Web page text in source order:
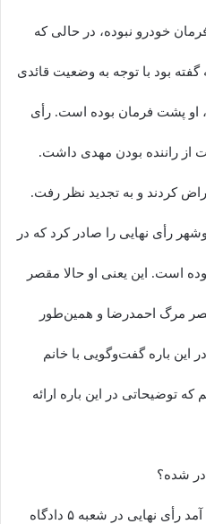
خودرو نبوده، در حالی که
گفته بود با توجه به وضعیت قائدی
او پشت فرمان بوده است. رأی
از راننده بودن مهدی داشت.
کردند و به تجدید نظر رفت.
رأی نهایی را صادر کرد که در
است. این یعنی او حالا مقصر
مرگ احمدرضا و همین‌طور
باره گفت‌وگویی با خانم
توضیحاتی در این باره ارائه
شده؟
صبح دیروز بود که برای‌مان پیامک آمد رأی نهایی در شعبه ۵ دادگاه